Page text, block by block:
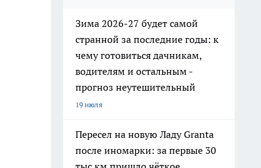
Зима 2026-27 будет самой
странной за последние годы: к
чему готовиться дачникам,
водителям и остальным -
прогноз неутешительный
19 июля
Пересел на новую Ладу Granta
после иномарки: за первые 30